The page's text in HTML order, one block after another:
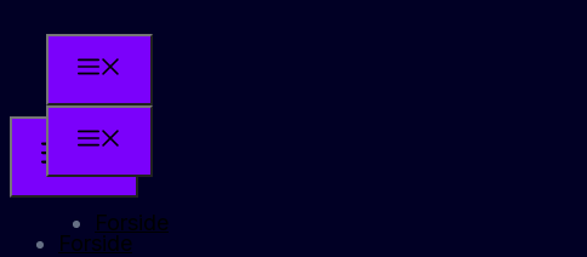
Forside
Forside